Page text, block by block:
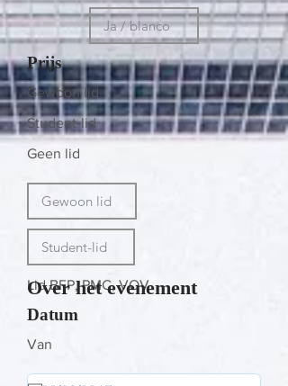
Prijs
Gewoon lid
Student-lid
Geen lid
Lid BFP, PMC, VOV
Datum
Van
Over het evenement